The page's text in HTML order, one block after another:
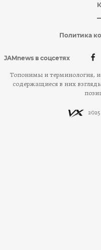
Политика
JAMnews в соцсетях
Топонимы и терминология,
содержащиеся в них